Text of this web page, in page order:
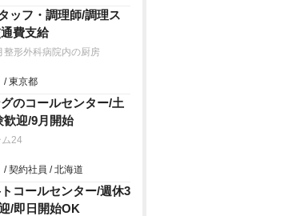
ッフ・調理師/調理ス
費支給
整形外科病院内の厨房
/ 東京都
のコールセンター/土
歓迎/9月開始
24
契約社員 / 北海道
コールセンター/週休3
/即日開始OK